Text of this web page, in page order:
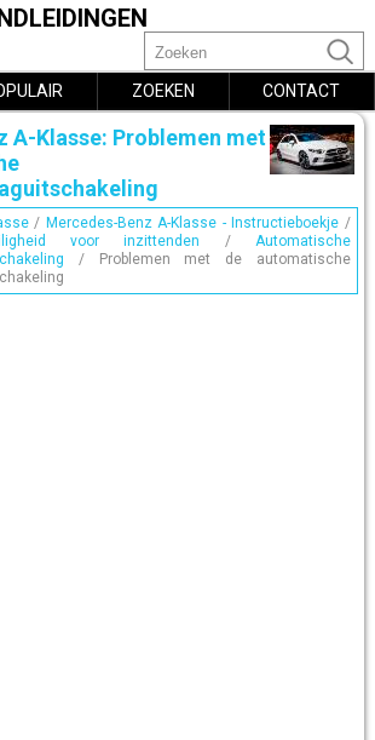
ZOEKEN CONTACT
A-Klasse: Problemen met
/ Mercedes-Benz A-Klasse - Instructieboekje /
voor inzittenden /Automatische
/ Problemen met de automatische